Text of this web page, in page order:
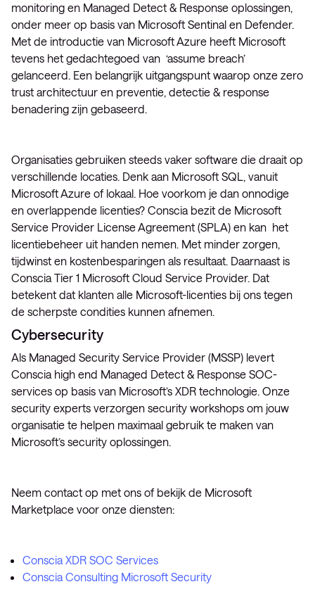
monitoring en Managed Detect & Response oplossingen,
onder meer op basis van Microsoft Sentinal en Defender.
Met de introductie van Microsoft Azure heeft Microsoft
tevens het gedachtegoed van ‘assume breach’
gelanceerd. Een belangrijk uitgangspunt waarop onze zero
trust architectuur en preventie, detectie & response
benadering zijn gebaseerd.
Organisaties gebruiken steeds vaker software die draait op
verschillende locaties. Denk aan Microsoft SQL, vanuit
Microsoft Azure of lokaal. Hoe voorkom je dan onnodige
en overlappende licenties? Conscia bezit de Microsoft
Service Provider License Agreement (SPLA) en kan het
licentiebeheer uit handen nemen. Met minder zorgen,
tijdwinst en kostenbesparingen als resultaat. Daarnaast is
Conscia Tier 1 Microsoft Cloud Service Provider. Dat
betekent dat klanten alle Microsoft-licenties bij ons tegen
de scherpste condities kunnen afnemen.
Cybersecurity
Als Managed Security Service Provider (MSSP) levert
Conscia high end Managed Detect & Response SOC-
services op basis van Microsoft’s XDR technologie. Onze
security experts verzorgen security workshops om jouw
organisatie te helpen maximaal gebruik te maken van
Microsoft’s security oplossingen.
Neem contact op met ons of bekijk de Microsoft
Marketplace voor onze diensten:
Conscia XDR SOC Services
Conscia Consulting Microsoft Security